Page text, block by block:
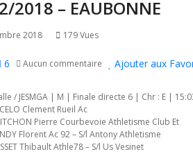
2018 – EAUBONNE
2018 179 Vues
6 Aucun commentaire Ajouter aux
/ JESMGA | M | Finale directe 6 | Chr : E |
Clement Rueil Ac
Pierre Courbevoie Athletisme Club Et
Florent Ac 92 – S/l Antony Athletisme
Thibault Athle78 – S/l Us Vesinet